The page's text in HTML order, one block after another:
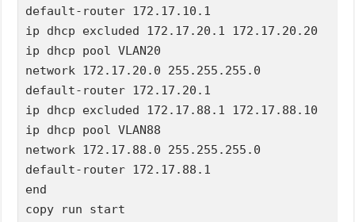
default-router 172.17.10.1
ip dhcp excluded 172.17.20.1 172.17.20.20
ip dhcp pool VLAN20
network 172.17.20.0 255.255.255.0
default-router 172.17.20.1
ip dhcp excluded 172.17.88.1 172.17.88.10
ip dhcp pool VLAN88
network 172.17.88.0 255.255.255.0
default-router 172.17.88.1
end
copy run start